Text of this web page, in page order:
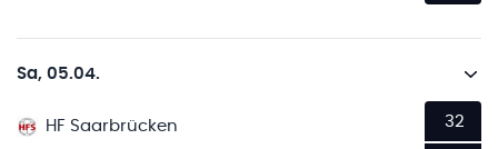
Sa, 05.04.
HF Saarbrücken
32